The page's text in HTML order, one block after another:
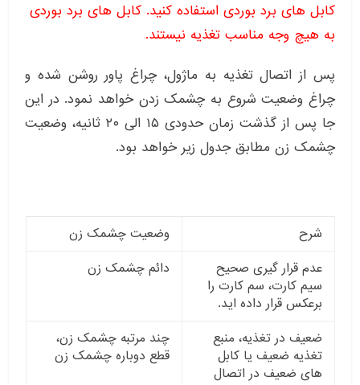
کابل های برد بوردی استفاده کنید. کابل های برد بوردی
به هیچ وجه مناسب تغذیه نیستند.
پس از اتصال تغذیه به ماژول، چراغ پاور روشن شده و
چراغ وضعیت شروع به چشمک زدن خواهد نمود. در این
جا پس از گذشت زمان حدودی ۱۵ الی ۲۰ ثانیه، وضعیت
چشمک زن مطابق جدول زیر خواهد بود.
شرح
وضعیت چشمک زن
عدم قرار گیری صحیح
سیم کارت، سم کارت را
برعکس قرار داده اید.
دائم چشمک زن
ضعیف در تغذیه، منبع
تغذیه ضعیف یا کابل
های ضعیف در اتصال
چند مرتبه چشمک زن،
قطع دوباره چشمک زن